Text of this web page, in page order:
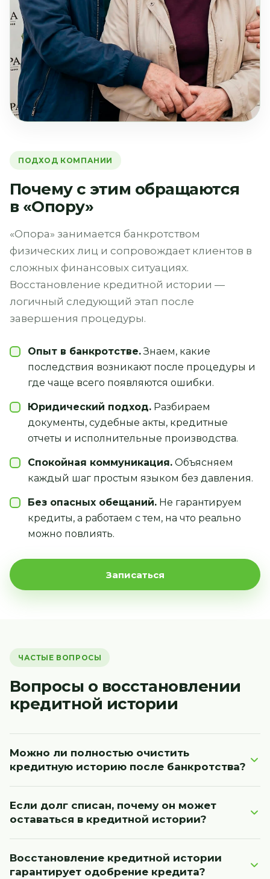
ПОДХОД КОМПАНИИ
Почему с этим обращаются
в «Опору»
«Опора» занимается банкротством
физических лиц и сопровождает клиентов в
сложных финансовых ситуациях.
Восстановление кредитной истории —
логичный следующий этап после
завершения процедуры.
Опыт в банкротстве.Знаем, какие
последствия возникают после процедуры и
где чаще всего появляются ошибки.
Юридический подход. Разбираем
документы, судебные акты, кредитные
отчеты и исполнительные производства.
Спокойная коммуникация. Объясняем
каждый шаг простым языком без давления.
Без опасных обещаний. Не гарантируем
кредиты, а работаем с тем, на что реально
можно повлиять.
Записаться
ЧАСТЫЕ ВОПРОСЫ
Вопросы о восстановлении
кредитной истории
Можно ли полностью очистить
кредитную историю после банкротства?
прошлых обязательствах нельзя просто удалить
по желанию клиента. Но можно проверить, нет
ли в кредитной истории ошибок: активных
договоров, старых просрочек, некорректных
статусов, которые не должны отображаться
Если долг списан, почему он может
оставаться в кредитной истории?
участники финансового рынка. Иногда
Восстановление кредитной истории
гарантирует одобрение кредита?